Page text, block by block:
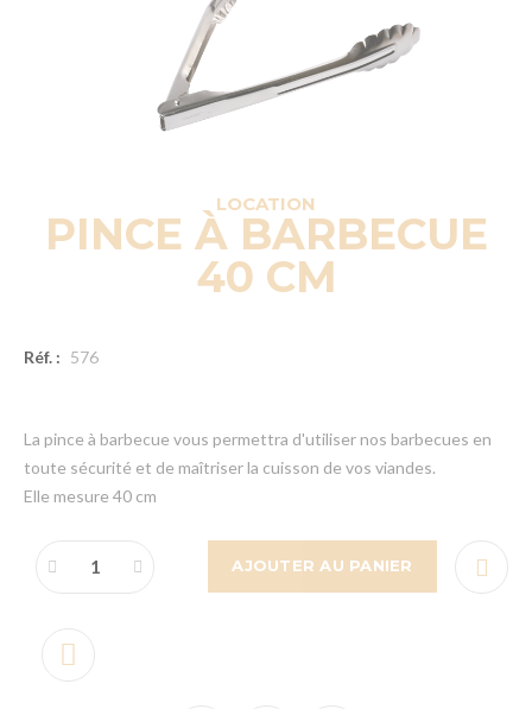
LOCATION
PINCE À BARBECUE
40 CM
Réf. : 576
La pince à barbecue vous permettra d'utiliser nos barbecues en
toute sécurité et de maîtriser la cuisson de vos viandes.
Elle mesure 40 cm
AJOUTER AU PANIER